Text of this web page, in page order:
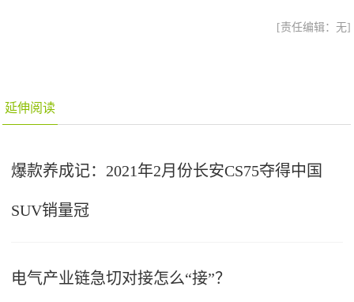
[责任编辑：无]
延伸阅读
爆款养成记：2021年2月份长安CS75夺得中国
SUV销量冠
电气产业链急切对接怎么“接”？